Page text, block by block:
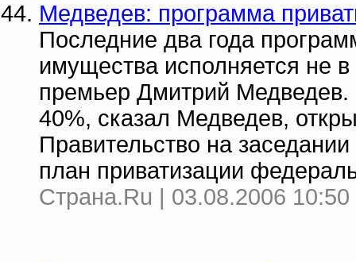
Медведев: программа
Последние два года
имущества исполняется не
премьер Дмитрий
40%, сказал Медведев,
Правительство на
план приватизации
Страна.Ru | 03.08.2006 10:50